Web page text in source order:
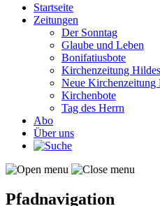
Startseite
Zeitungen
Der Sonntag
Glaube und Leben
Bonifatiusbote
Kirchenzeitung
Neue Kirchenzeitung
Kirchenbote
Tag des Herrn
Abo
Über uns
Pfadnavigation